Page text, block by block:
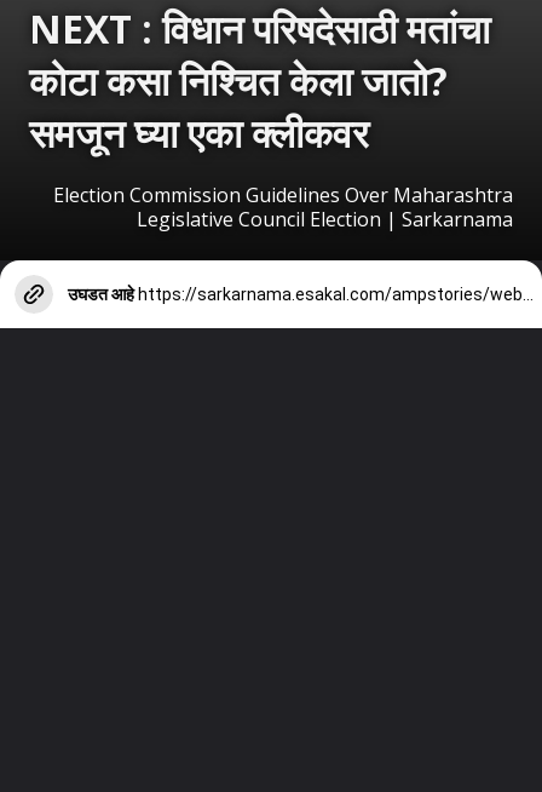
NEXT :विधान परिषदेसाठी मतांचा
कोटा कसा निश्चित केला जातो?
समजून घ्या एका क्लीकवर
Election Commission Guidelines Over Maharashtra
Legislative Council Election | Sarkarnama
उघडत आहे